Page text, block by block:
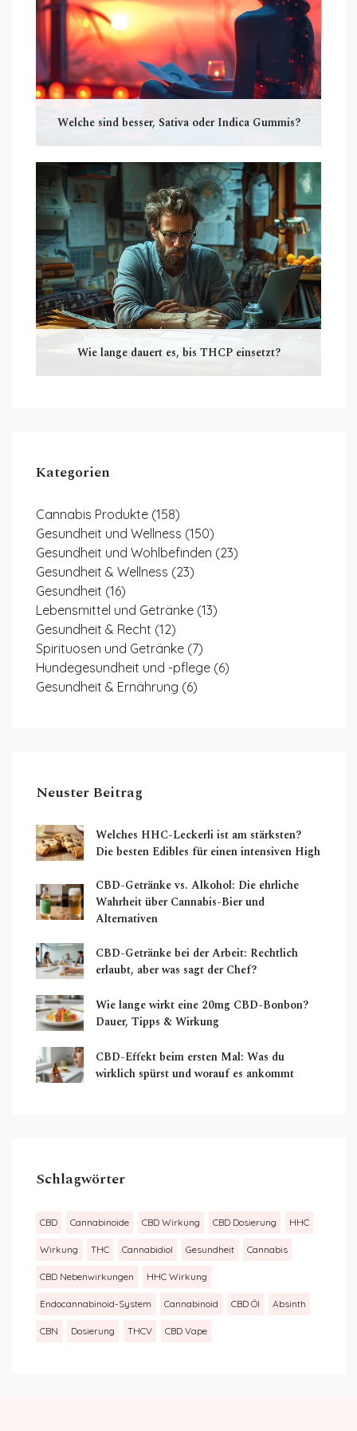
Welche sind besser, Sativa oder Indica Gummis?
Wie lange dauert es, bis THCP einsetzt?
Kategorien
Cannabis Produkte (158)
Gesundheit und Wellness (150)
Gesundheit und Wohlbefinden (23)
Gesundheit & Wellness (23)
Gesundheit (16)
Lebensmittel und Getränke (13)
Gesundheit & Recht (12)
Spirituosen und Getränke (7)
Hundegesundheit und -pflege (6)
Gesundheit & Ernährung (6)
Neuster Beitrag
Welches HHC-Leckerli ist am stärksten?
Die besten Edibles für einen intensiven High
CBD-Getränke vs. Alkohol: Die ehrliche
Wahrheit über Cannabis-Bier und
Alternativen
CBD-Getränke bei der Arbeit: Rechtlich
erlaubt, aber was sagt der Chef?
Wie lange wirkt eine 20mg CBD-Bonbon?
Dauer, Tipps & Wirkung
CBD-Effekt beim ersten Mal: Was du
wirklich spürst und worauf es ankommt
Schlagwörter
CBD Cannabinoide CBD Wirkung CBD Dosierung HHC
Wirkung THC Cannabidiol Gesundheit Cannabis
CBD Nebenwirkungen HHC Wirkung
Endocannabinoid-System Cannabinoid CBD Öl Absinth
CBN Dosierung THCV CBD Vape